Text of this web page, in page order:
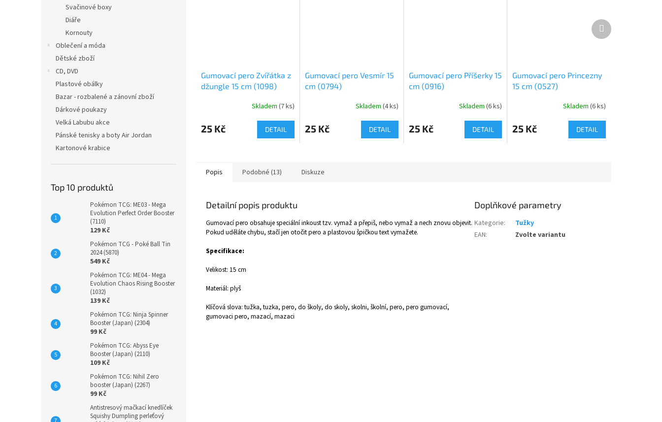
Svačinové boxy
Diáře
Kornouty
Oblečení a móda
Dětské zboží
CD, DVD
Plastové obálky
Bazar - rozbalené a zánovní zboží
Dárkové poukazy
Velká Labubu akce
Pánské tenisky a boty Air Jordan
Kartonové krabice
Top 10 produktů
Pokémon TCG: ME03 - Mega
Evolution Perfect Order Booster
(7110)
129 Kč
Pokémon TCG - Poké Ball Tin
2024 (5870)
549 Kč
Pokémon TCG: ME04 - Mega
Evolution Chaos Rising Booster
(1032)
139 Kč
Pokémon TCG: Ninja Spinner
Booster (Japan) (2304)
99 Kč
Pokémon TCG: Abyss Eye
Booster (Japan) (2110)
109 Kč
Pokémon TCG: Nihil Zero
booster (Japan) (2267)
99 Kč
Antistresový mačkací knedlíček
Squishy Dumpling perleťový
Gumovací pero Zvířátka z
džungle 15 cm (1098)
Skladem (7 ks)
25 Kč DETAIL
Gumovací pero Vesmír 15
cm (0794)
Skladem (4 ks)
25 Kč DETAIL
Gumovací pero Příšerky 15
cm (0916)
Skladem(6 ks)
25 Kč DETAIL
Gumovací pero Princezny
15 cm (0527)
Skladem (6 ks)
25 Kč DETAIL
Další
produkt
Popis Podobné (13) Diskuze
Detailní popis produktu
Gumovací pero obsahuje speciální inkoust tzv. vymaž a přepiš, nebo vymaž a nech znovu objevit.
Pokud uděláte chybu, stačí jen otočit pero a plastovou špičkou text vymažete.
Specifikace:
Velikost: 15 cm
Materiál: plyš
Klíčová slova: tužka, tuzka, pero, do školy, do skoly, skolni, školní, pero, pero gumovací,
gumovaci pero, mazací, mazaci
Doplňkové parametry
Kategorie:
Tužky
EAN: Zvolte variantu